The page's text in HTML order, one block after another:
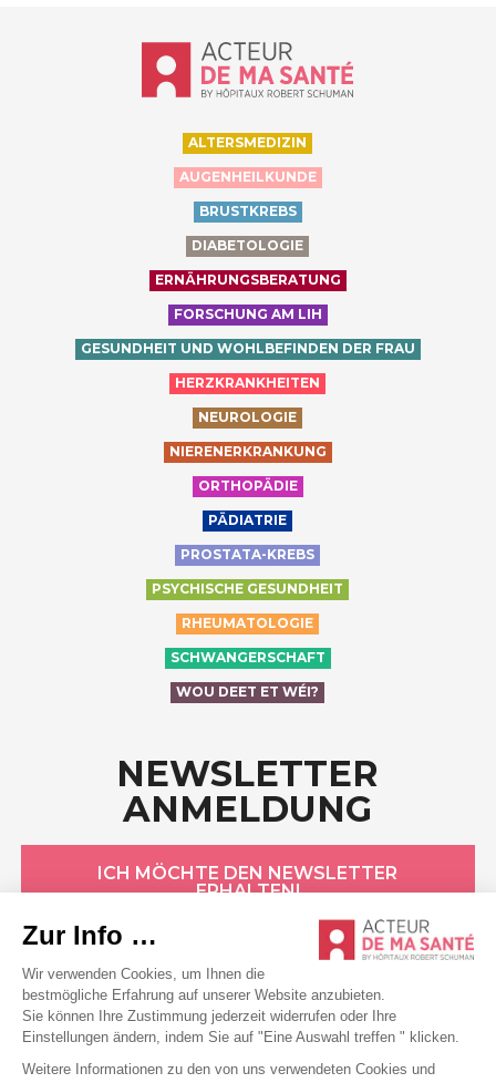
Accueil - Acteur de ma santé, by
ALTERSMEDIZIN
AUGENHEILKUNDE
BRUSTKREBS
DIABETOLOGIE
ERNÄHRUNGSBERATUNG
FORSCHUNG AM LIH
GESUNDHEIT UND WOHLBEFINDEN DER FRAU
HERZKRANKHEITEN
NEUROLOGIE
NIERENERKRANKUNG
ORTHOPÄDIE
PÄDIATRIE
PROSTATA-KREBS
PSYCHISCHE GESUNDHEIT
RHEUMATOLOGIE
SCHWANGERSCHAFT
WOU DEET ET WÉI?
NEWSLETTER
ANMELDUNG
ICH MÖCHTE DEN NEWSLETTER
ERHALTEN!
HÔPITAUX ROBERT SCHUMAN
Datenschutzerklärung
Cookie-Erklärung
Allgemeine Bedingungen